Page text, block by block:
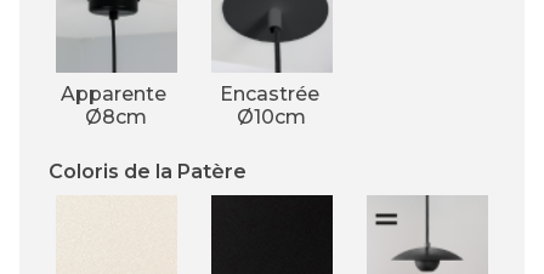
Apparente
Ø8cm
Encastrée
Ø10cm
Coloris de la Patère